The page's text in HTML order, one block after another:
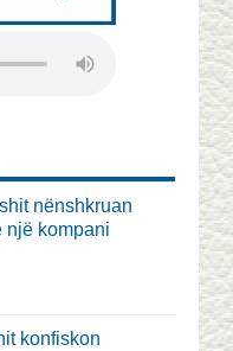
nënshkruan
një kompani
konfiskon